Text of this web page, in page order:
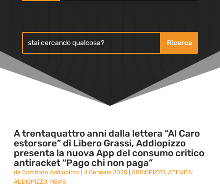
A trentaquattro anni dalla lettera “Al Caro
estorsore” di Libero Grassi, Addiopizzo
presenta la nuova App del consumo critico
antiracket “Pago chi non paga”
daComitato Addiopizzo |4 Gennaio 2025 |ADDIOPIZZO,ATTIVITA'
ADDIOPIZZO, NEWS